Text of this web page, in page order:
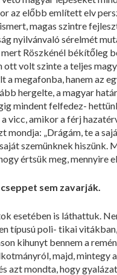
előbb említett elv
magas szintre
nyilvánvaló sérelmét
Röszkénél békítőleg
volt szinte a teljes
megafonba, hanem az
hergelte, a magyar
mindent felfedez-
vicc, amikor a férj
„Drágám, te a
szemünknek hiszünk.
értsük meg, mennyire
sem zavarják.
esetében is láthattuk.
típusú poli- tikai
kihunyt bennem a
majd, mintegy
azt mondta, hogy